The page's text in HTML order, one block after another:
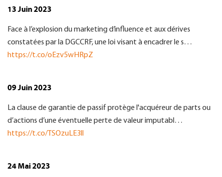
13 Juin 2023
Face à l’explosion du marketing d’influence et aux dérives
constatées par la DGCCRF, une loi visant à encadrer le s…
https://t.co/oEzv5wHRpZ
09 Juin 2023
La clause de garantie de passif protège l'acquéreur de parts ou
d’actions d’une éventuelle perte de valeur imputabl…
https://t.co/TSOzuLE3ll
24 Mai 2023